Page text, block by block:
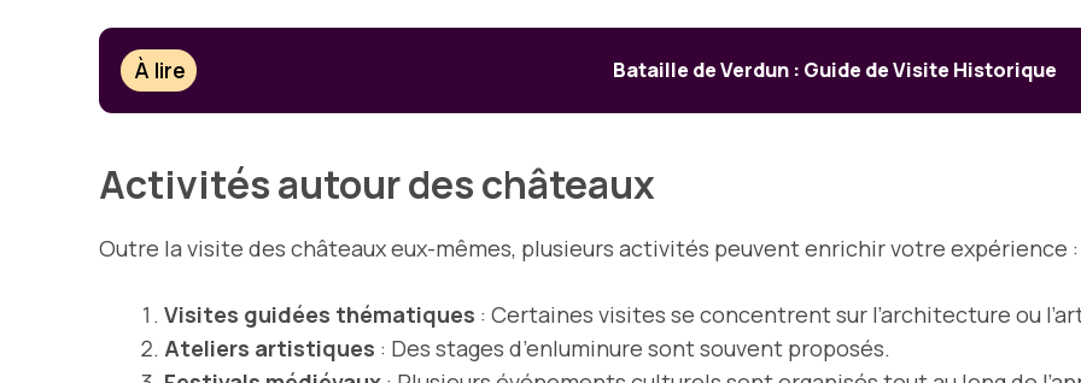
À lire Bataille de Verdun : Guide de Visite Historique
Activités autour des châteaux
Outre la visite des châteaux eux-mêmes, plusieurs activités peuvent enrichir votre expérience :
Visites guidées thématiques : Certaines visites se concentrent sur l’architecture ou
Ateliers artistiques : Des stages d’enluminure sont souvent proposés.